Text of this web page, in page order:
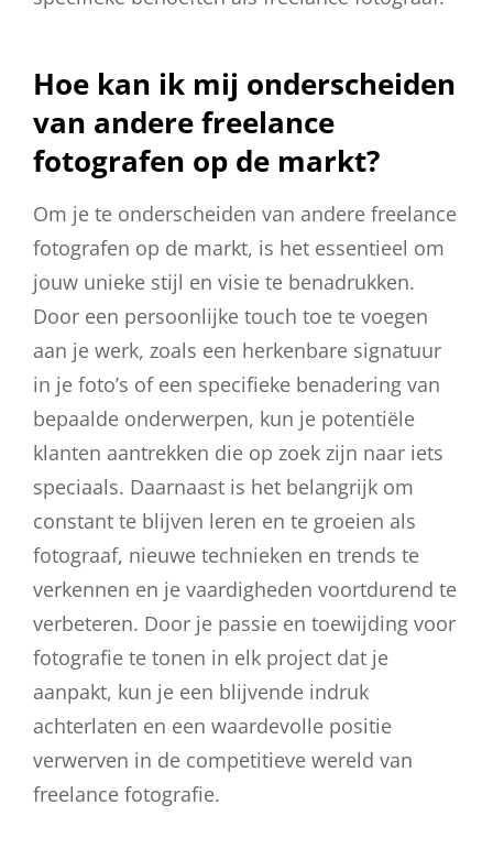
Hoe kan ik mij onderscheiden
van andere freelance
fotografen op de markt?
Om je te onderscheiden van andere freelance
fotografen op de markt, is het essentieel om
jouw unieke stijl en visie te benadrukken.
Door een persoonlijke touch toe te voegen
aan je werk, zoals een herkenbare signatuur
in je foto’s of een specifieke benadering van
bepaalde onderwerpen, kun je potentiële
klanten aantrekken die op zoek zijn naar iets
speciaals. Daarnaast is het belangrijk om
constant te blijven leren en te groeien als
fotograaf, nieuwe technieken en trends te
verkennen en je vaardigheden voortdurend te
verbeteren. Door je passie en toewijding voor
fotografie te tonen in elk project dat je
aanpakt, kun je een blijvende indruk
achterlaten en een waardevolle positie
verwerven in de competitieve wereld van
freelance fotografie.